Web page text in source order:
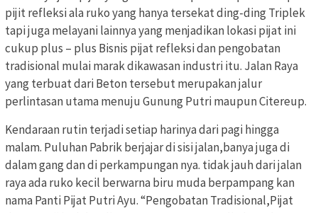
pijit refleksi ala ruko yang hanya tersekat ding-ding Triplek
tapi juga melayani lainnya yang menjadikan lokasi pijat ini
cukup plus – plus Bisnis pijat refleksi dan pengobatan
tradisional mulai marak dikawasan industri itu. Jalan Raya
yang terbuat dari Beton tersebut merupakan jalur
perlintasan utama menuju Gunung Putri maupun Citereup.
Kendaraan rutin terjadi setiap harinya dari pagi hingga
malam. Puluhan Pabrik berjajar di sisi jalan,banya juga di
dalam gang dan di perkampungan nya. tidak jauh dari jalan
raya ada ruko kecil berwarna biru muda berpampang kan
nama Panti Pijat Putri Ayu. “Pengobatan Tradisional,Pijat